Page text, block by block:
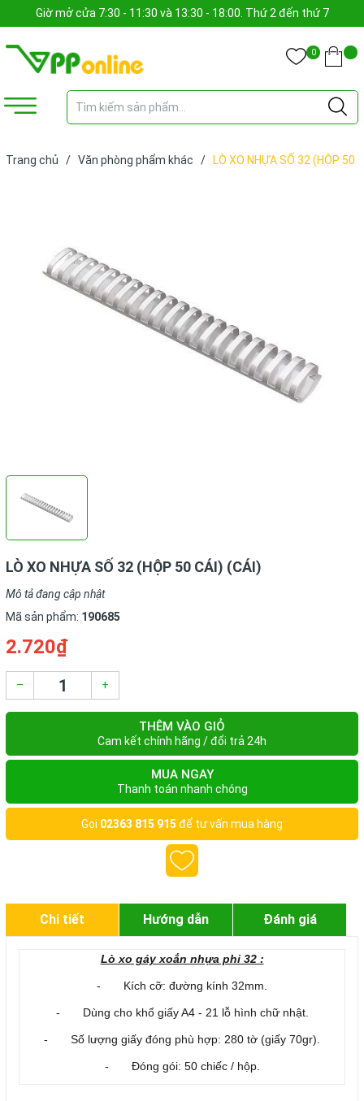
Giờ mở cửa 7:30 - 11:30 và 13:30 - 18:00. Thứ 2 đến thứ 7
0
Trang chủ / Văn phòng phẩm khác /
LÒ XO NHỰA SỐ 32 (HỘP 50
LÒ XO NHỰA SỐ 32 (HỘP 50 CÁI) (CÁI)
Mô tả đang cập nhật
Mã sản phẩm: 190685
2.720₫
– +
THÊM VÀO GIỎ
Cam kết chính hãng / đổi trả 24h
MUA NGAY
Thanh toán nhanh chóng
Gọi 02363 815 915 để tư vấn mua hàng
Chi tiết Hướng dẫn Đánh giá
Lò xo gáy xoắn nhựa phi 32 :
- Kích cỡ: đường kính 32mm.
- Dùng cho khổ giấy A4 - 21 lỗ hình chữ nhật.
- Số lượng giấy đóng phù hợp: 280 tờ (giấy 70gr).
- Đóng gói: 50 chiếc / hộp.